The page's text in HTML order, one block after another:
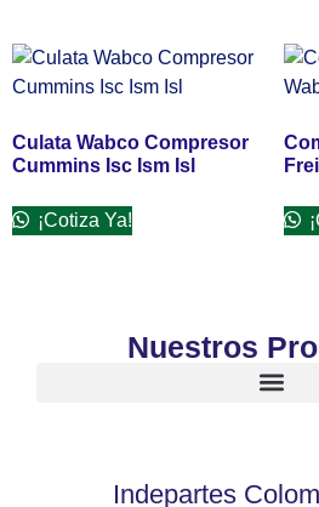
Culata Wabco Compresor
Cummins Isc Ism Isl
¡Cotiza Ya!
Nuestros
Indepartes